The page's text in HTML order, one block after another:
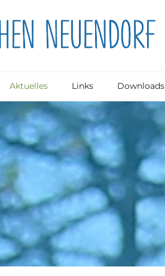
Aktuelles Links Downloads